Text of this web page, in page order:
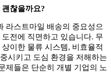
찮을까요?
라스트마일 배송의 중요성으
전에 직면하고 있습니다. 무
이한 물류 시스템, 비효율적
시키고 도심 환경을 저해하는
제들은 단순히 개별 기업의 노